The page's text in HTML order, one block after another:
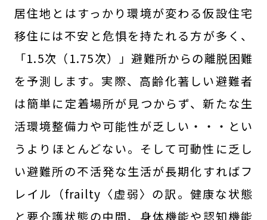
居住地とはすっかり環境が変わる仮設住宅
移住には不安と危惧を持たれる方が多く、
「1.5次（1.75次）」避難所からの離脱困難
を予測します。実際、高齢化著しい避難者
は簡単に定着場所が見つからず、新たな生
活環境整備力や可能性が乏しい・・・とい
うよりほとんどない。そして可動性に乏し
い避難所の不活発な生活が長期化すればフ
レイル（frailty〈虚弱〉の訳。健康な状態